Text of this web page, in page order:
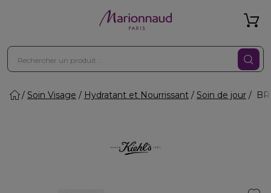
Soin Visage Hydratant et Nourrissant Soin de jour